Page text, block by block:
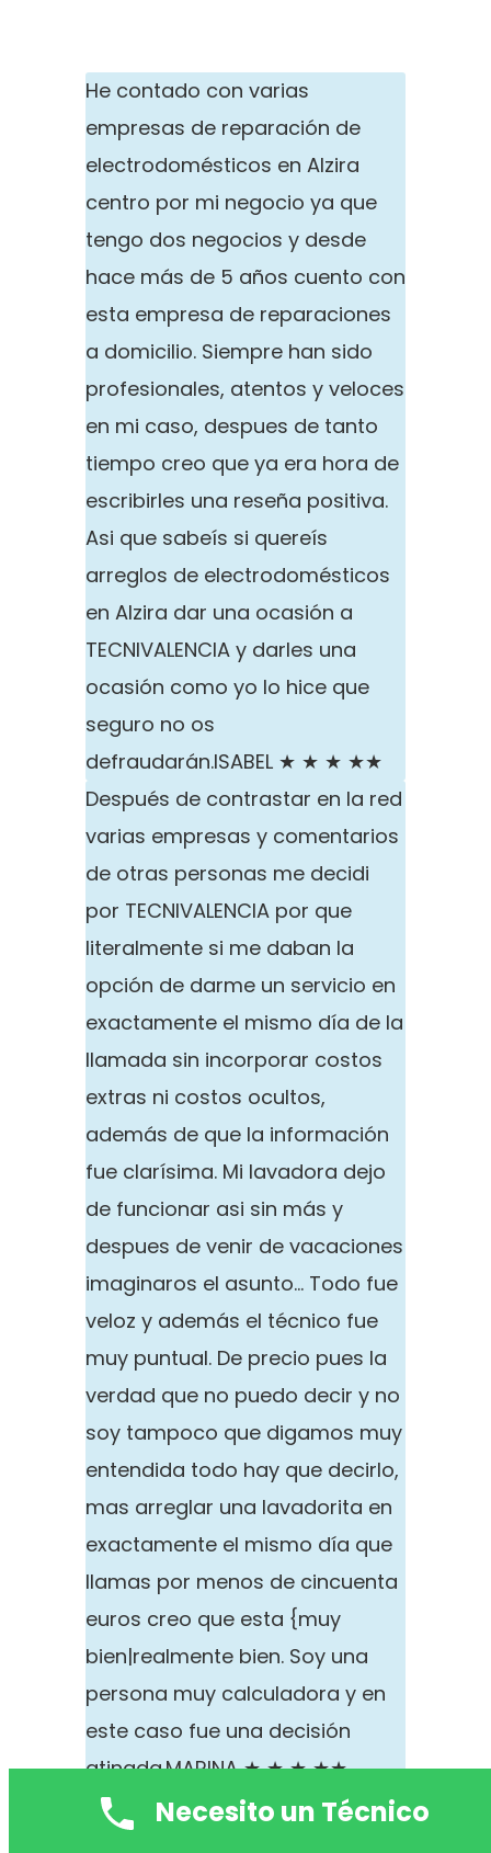
He contado con varias
empresas de reparación de
electrodomésticos en Alzira
centro por mi negocio ya que
tengo dos negocios y desde
hace más de 5 años cuento con
esta empresa de reparaciones
a domicilio. Siempre han sido
profesionales, atentos y veloces
en mi caso, despues de tanto
tiempo creo que ya era hora de
escribirles una reseña positiva.
Asi que sabeís si quereís
arreglos de electrodomésticos
en Alzira dar una ocasión a
TECNIVALENCIA y darles una
ocasión como yo lo hice que
seguro no os
defraudarán.ISABEL ★ ★ ★ ★★
Después de contrastar en la red
varias empresas y comentarios
de otras personas me decidi
por TECNIVALENCIA por que
literalmente si me daban la
opción de darme un servicio en
exactamente el mismo día de la
llamada sin incorporar costos
extras ni costos ocultos,
además de que la información
fue clarísima. Mi lavadora dejo
de funcionar asi sin más y
despues de venir de vacaciones
imaginaros el asunto… Todo fue
veloz y además el técnico fue
muy puntual. De precio pues la
verdad que no puedo decir y no
soy tampoco que digamos muy
entendida todo hay que decirlo,
mas arreglar una lavadorita en
exactamente el mismo día que
llamas por menos de cincuenta
euros creo que esta {muy
bien|realmente bien. Soy una
persona muy calculadora y en
este caso fue una decisión
atinada.MARINA ★ ★ ★ ★★
Servicio excelente por parte de
Necesito un Técnico